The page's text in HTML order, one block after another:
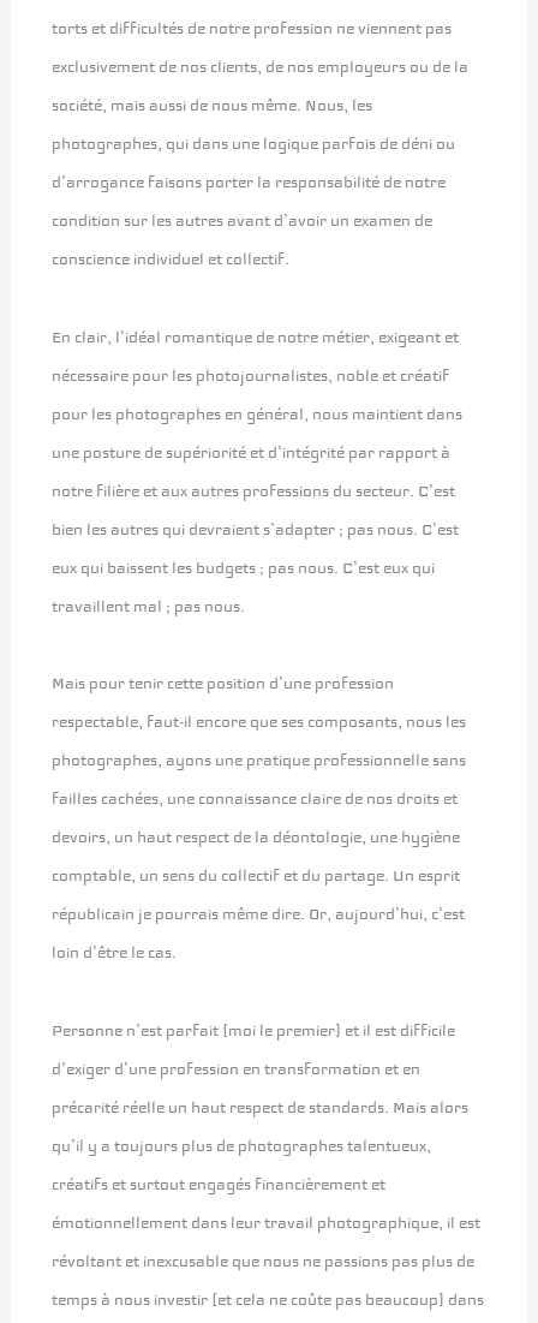
torts et difficultés de notre profession ne viennent pas
exclusivement de nos clients, de nos employeurs ou de la
société, mais aussi de nous même. Nous, les
photographes, qui dans une logique parfois de déni ou
d’arrogance faisons porter la responsabilité de notre
condition sur les autres avant d’avoir un examen de
conscience individuel et collectif.
En clair, l’idéal romantique de notre métier, exigeant et
nécessaire pour les photojournalistes, noble et créatif
pour les photographes en général, nous maintient dans
une posture de supériorité et d’intégrité par rapport à
notre filière et aux autres professions du secteur. C’est
bien les autres qui devraient s’adapter ; pas nous. C’est
eux qui baissent les budgets ; pas nous. C’est eux qui
travaillent mal ; pas nous.
Mais pour tenir cette position d’une profession
respectable, faut-il encore que ses composants, nous les
photographes, ayons une pratique professionnelle sans
failles cachées, une connaissance claire de nos droits et
devoirs, un haut respect de la déontologie, une hygiène
comptable, un sens du collectif et du partage. Un esprit
républicain je pourrais même dire. Or, aujourd’hui, c’est
loin d’être le cas.
Personne n’est parfait (moi le premier) et il est difficile
d’exiger d’une profession en transformation et en
précarité réelle un haut respect de standards. Mais alors
qu’il y a toujours plus de photographes talentueux,
créatifs et surtout engagés financièrement et
émotionnellement dans leur travail photographique, il est
révoltant et inexcusable que nous ne passions pas plus de
temps à nous investir (et cela ne coûte pas beaucoup) dans